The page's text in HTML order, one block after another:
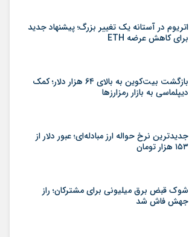
اتریوم در آستانه یک تغییر بزرگ؛ پیشنهاد جدید
برای کاهش عرضه ETH
بازگشت بیت‌کوین به بالای ۶۴ هزار دلار؛ کمک
دیپلماسی به بازار رمزارزها
جدیدترین نرخ حواله ارز مبادله‌ای؛ عبور دلار از
۱۵۳ هزار تومان
شوک قبض برق میلیونی برای مشترکان؛ راز
جهش فاش شد